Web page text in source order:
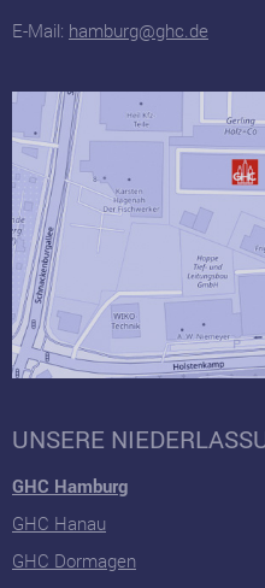
E-Mail: hamburg@ghc.de
UNSERE
GHC Hamburg
GHC Hanau
GHC Dormagen